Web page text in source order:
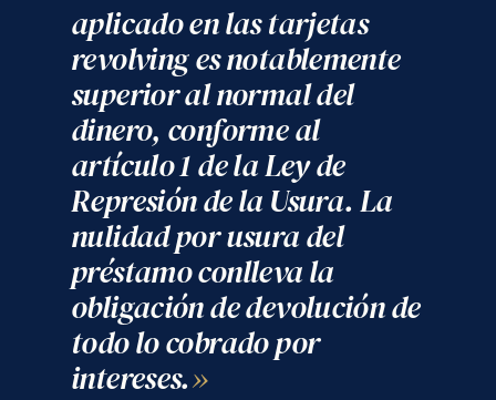
aplicado en las tarjetas
revolving es notablemente
superior al normal del
dinero, conforme al
artículo 1 de la Ley de
Represión de la Usura. La
nulidad por usura del
préstamo conlleva la
obligación de devolución de
todo lo cobrado por
intereses.